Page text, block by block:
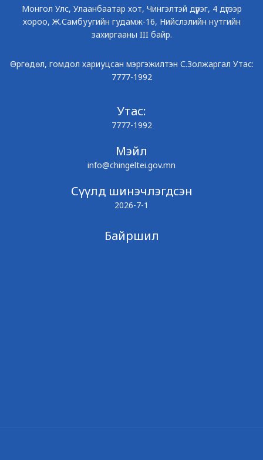
Монгол Улс, Улаанбаатар хот, Чингэлтэй дүүрэг, 4 дүгээр
хороо, Ж.Самбуугийн гудамж-16, Нийслэлийн нутгийн
захиргааны III байр.
Өргөдөл, гомдол хариуцсан мэргэжилтэн С.Золжаргал Утас:
7777-1992
Утас:
7777-1992
Мэйл
info@chingeltei.gov.mn
Сүүлд шинэчлэгдсэн
2026-7-1
Байршил